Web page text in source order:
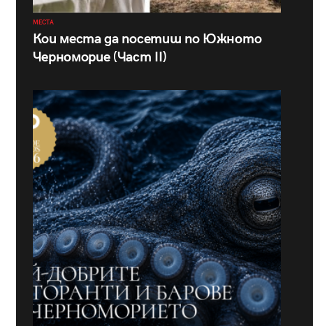
МЕСТА
Кои места да посетиш по Южното
Черноморие (Част II)